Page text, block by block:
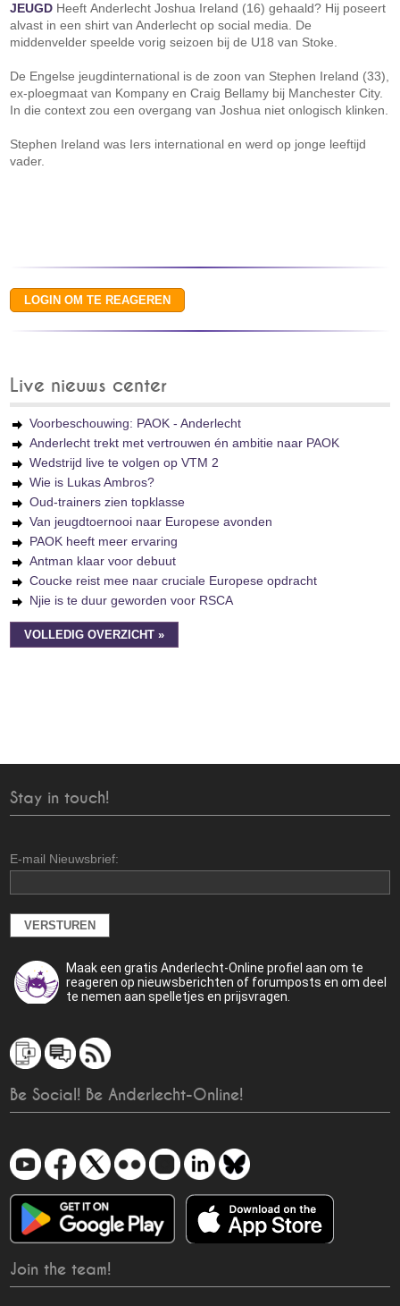
JEUGD Heeft Anderlecht Joshua Ireland (16) gehaald? Hij poseert
alvast in een shirt van Anderlecht op social media. De
middenvelder speelde vorig seizoen bij de U18 van Stoke.
De Engelse jeugdinternational is de zoon van Stephen Ireland (33),
ex-ploegmaat van Kompany en Craig Bellamy bij Manchester City.
In die context zou een overgang van Joshua niet onlogisch klinken.
Stephen Ireland was Iers international en werd op jonge leeftijd
vader.
Live nieuws center
Voorbeschouwing: PAOK - Anderlecht
Anderlecht trekt met vertrouwen én ambitie naar PAOK
Wedstrijd live te volgen op VTM 2
Wie is Lukas Ambros?
Oud-trainers zien topklasse
Van jeugdtoernooi naar Europese avonden
PAOK heeft meer ervaring
Antman klaar voor debuut
Coucke reist mee naar cruciale Europese opdracht
Njie is te duur geworden voor RSCA
VOLLEDIG OVERZICHT »
Stay in touch!
E-mail Nieuwsbrief:
Maak een gratis Anderlecht-Online profiel aan om te
reageren op nieuwsberichten of forumposts en om deel
te nemen aan spelletjes en prijsvragen.
Be Social! Be Anderlecht-Online!
Join the team!